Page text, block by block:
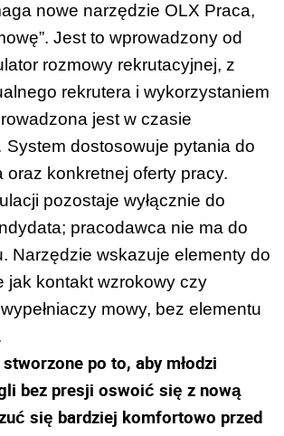
nowe narzędzie OLX Praca,
Jest to wprowadzony od
rozmowy rekrutacyjnej, z
rekrutera i wykorzystaniem
jest w czasie
System dostosowuje pytania do
oraz konkretnej oferty pracy.
pozostaje wyłącznie do
pracodawca nie ma do
Narzędzie wskazuje elementy do
jak kontakt wzrokowy czy
mowy, bez elementu
po to, aby młodzi
bez presji oswoić się z nową
się bardziej komfortowo przed